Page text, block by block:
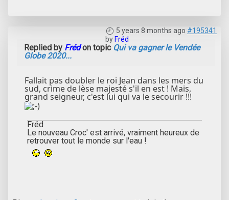
5 years 8 months ago #195341
by Fréd
Replied by Frédon topic Qui va gagner le Vendée
Globe 2020...
Fallait pas doubler le roi Jean dans les mers du
sud, crime de lèse majesté s'il en est ! Mais,
grand seigneur, c'est lui qui va le secourir !!!
Fréd
Le nouveau Croc' est arrivé, vraiment heureux de
retrouver tout le monde sur l'eau !